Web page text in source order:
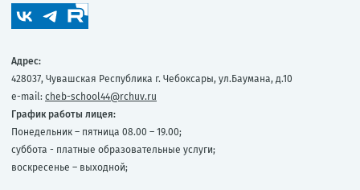
Адрес:
428037, Чувашская Республика г. Чебоксары, ул.Баумана, д.10
e-mail: cheb-school44@rchuv.ru
График работы лицея:
Понедельник – пятница 08.00 – 19.00;
суббота - платные образовательные услуги;
воскресенье – выходной;